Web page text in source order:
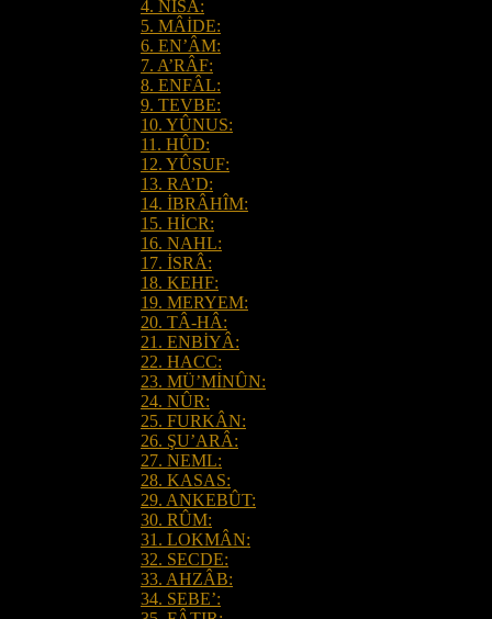
4. NİSÂ:
5. MÂİDE:
6. EN’ÂM:
7. A’RÂF:
8. ENFÂL:
9. TEVBE:
10. YÛNUS:
11. HÛD:
12. YÛSUF:
13. RA’D:
14. İBRÂHÎM:
15. HİCR:
16. NAHL:
17. İSRÂ:
18. KEHF:
19. MERYEM:
20. TÂ-HÂ:
21. ENBİYÂ:
22. HACC:
23. MÜ’MİNÛN:
24. NÛR:
25. FURKÂN:
26. ŞU’ARÂ:
27. NEML:
28. KASAS:
29. ANKEBÛT:
30. RÛM:
31. LOKMÂN:
32. SECDE:
33. AHZÂB:
34. SEBE’: